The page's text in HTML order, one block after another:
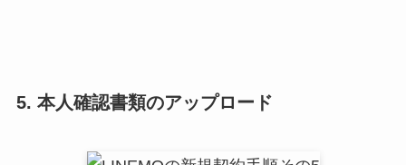
5. 本人確認書類のアップロード